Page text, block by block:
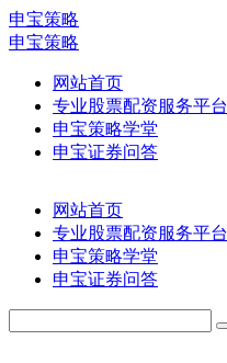
申宝策略
申宝策略
网站首页
专业股票配资服务平台
申宝策略学堂
申宝证券问答
网站首页
专业股票配资服务平台
申宝策略学堂
申宝证券问答